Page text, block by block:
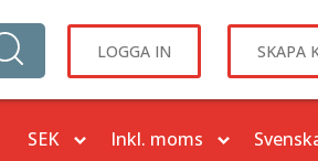
LOGGA IN SKAPA